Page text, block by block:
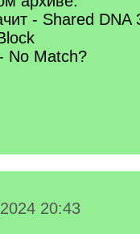
- Shared DNA
No Match?
20:43